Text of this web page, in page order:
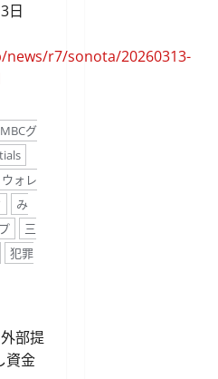
日
r7/sonota/20260313-
グ
ォレ
み
三
犯罪
外部提
資金